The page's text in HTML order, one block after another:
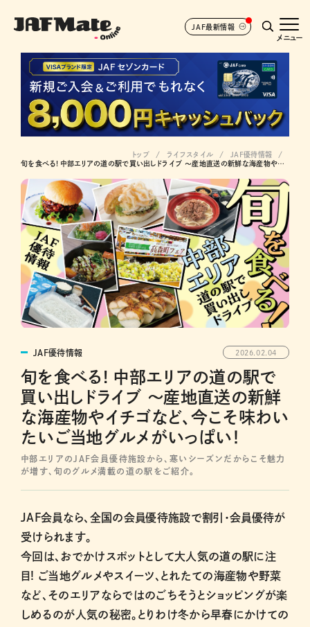
JAF最新情報
メニュー
トップ ライフスタイル
JAF優待情報
旬を食べる! 中部エリアの道の駅で買い出しドライブ ～産地直送の新鮮な海産物やイチゴなど、今こそ味わいたいご当地グルメがいっぱい！
JAF優待情報 2026.02.04
旬を食べる! 中部エリアの道の駅で
買い出しドライブ ～産地直送の新鮮
な海産物やイチゴなど、今こそ味わい
たいご当地グルメがいっぱい！
中部エリアのJAF会員優待施設から、寒いシーズンだからこそ魅力
が増す、旬のグルメ満載の道の駅をご紹介。
JAF会員なら、全国の会員優待施設で割引・会員優待が
受けられます。
今回は、おでかけスポットとして大人気の道の駅に注
目! ご当地グルメやスイーツ、とれたての海産物や野菜
など、そのエリアならではのごちそうとショッピングが楽
しめるのが人気の秘密。とりわけ冬から早春にかけての